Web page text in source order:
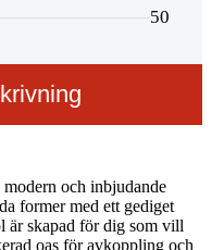
och inbjudande
former med ett gediget
är skapad för dig som vill
oas för avkoppling och
50